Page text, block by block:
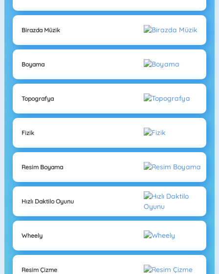
Birazda Müzik
Boyama
Topografya
Fizik
Resim Boyama
Hızlı Daktilo Oyunu
Wheely
Resim Çizme